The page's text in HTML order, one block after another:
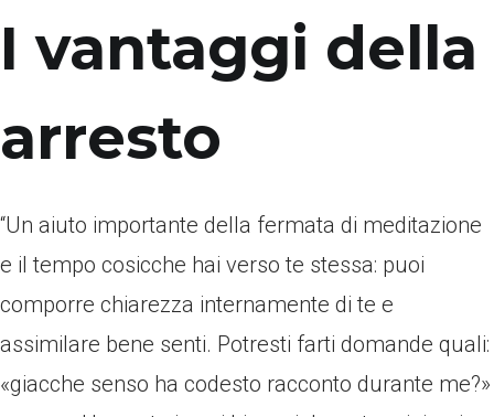
I vantaggi della
arresto
“Un aiuto importante della fermata di meditazione
e il tempo cosicche hai verso te stessa: puoi
comporre chiarezza internamente di te e
assimilare bene senti. Potresti farti domande quali:
«giacche senso ha codesto racconto durante me?»